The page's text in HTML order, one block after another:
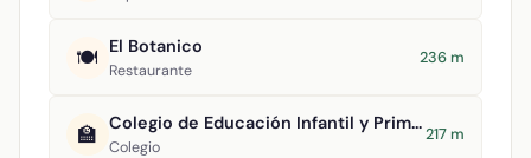
🍽️ El Botanico
Restaurante
236 m
🏫 Colegio de Educación Infantil y Primaria Virgen del Socorro
Colegio
217 m